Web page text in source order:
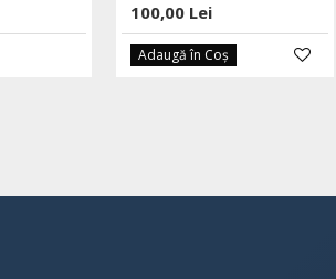
100,00 Lei
Adaugă în Coş